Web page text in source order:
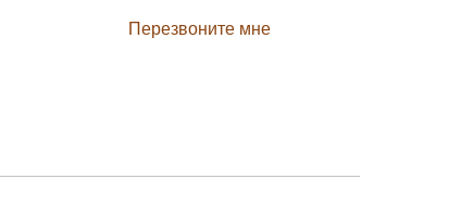
Перезвоните мне